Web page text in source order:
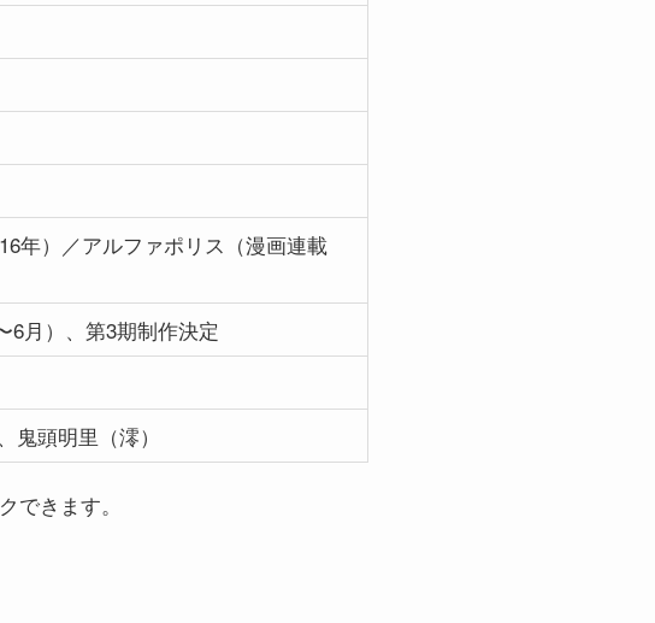
年）／アルファポリス（漫画連載
6月）、第3期制作決定
頭明里（澪）
できます。